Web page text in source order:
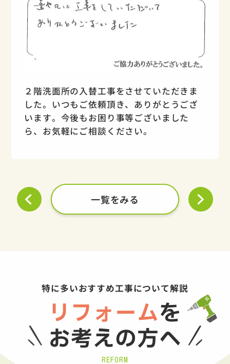
２階洗面所の入替工事をさせていただきま
した。いつもご依頼頂き、ありがとうござ
います。今後もお困り事等ございました
ら、お気軽にご相談ください。
一覧をみる
特に多いおすすめ工事について解説
リフォームを
お考えの方へ
REFORM